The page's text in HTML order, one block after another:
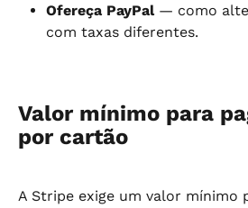
Ofereça PayPal — como
com taxas diferentes.
Valor mínimo para
por cartão
A Stripe exige um valor mínimo